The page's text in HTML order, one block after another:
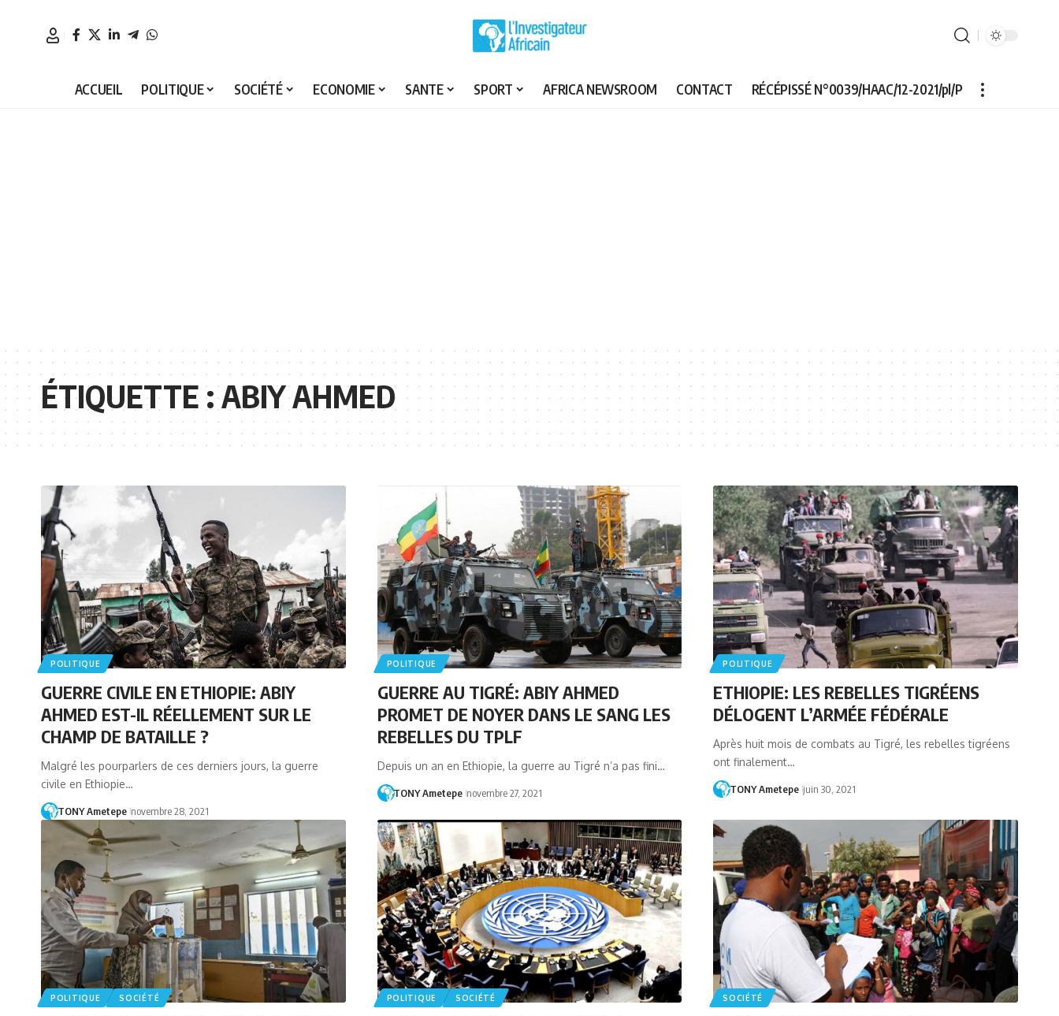
ACCUEIL POLITIQUE SOCIÉTÉ ECONOMIE SANTE SPORT AFRICA NEWSROOM CONTACT RÉCÉPISSÉ N°0039/HAAC/12-2021/pl/P
ÉTIQUETTE :ABIY AHMED
POLITIQUE
GUERRE CIVILE EN ETHIOPIE: ABIY
AHMED EST-IL RÉELLEMENT SUR LE
CHAMP DE BATAILLE ?
Malgré les pourparlers de ces derniers jours, la guerre
civile en Ethiopie…
TONY Ametepe novembre 28, 2021
POLITIQUE
GUERRE AU TIGRÉ: ABIY AHMED
PROMET DE NOYER DANS LE SANG LES
REBELLES DU TPLF
Depuis un an en Ethiopie, la guerre au Tigré n’a pas fini…
TONY Ametepe novembre 27, 2021
POLITIQUE
ETHIOPIE: LES REBELLES TIGRÉENS
DÉLOGENT L’ARMÉE FÉDÉRALE
Après huit mois de combats au Tigré, les rebelles tigréens
ont finalement…
TONY Ametepe juin 30, 2021
POLITIQUE SOCIÉTÉ POLITIQUE SOCIÉTÉ SOCIÉTÉ